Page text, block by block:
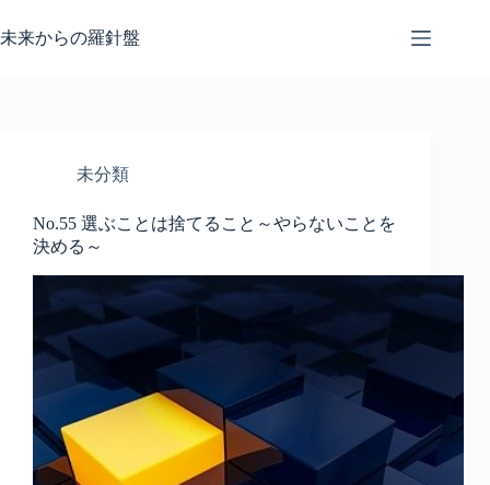
ン
未来からの羅針盤
未分類
No.55 選ぶことは捨てること～やらないことを
決める～